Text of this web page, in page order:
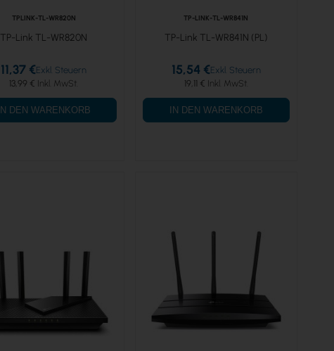
TPLINK-TL-WR820N
TP-Link TL-WR820N
13,99 €
11,37 €
IN DEN WARENKORB
TP-LINK-TL-WR841N
TP-Link TL-WR841N (PL)
19,11 €
15,54 €
IN DEN WARENKORB